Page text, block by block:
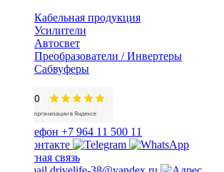
Кабельная продукция
Усилители
Автосвет
Преобразователи / Инвертеры
Сабвуферы
+7 964 11 500 11
Обратная связь